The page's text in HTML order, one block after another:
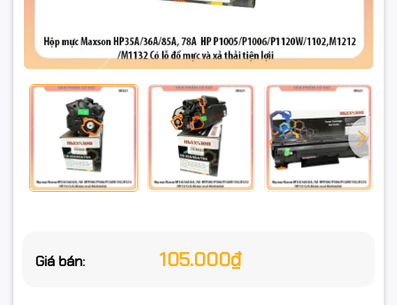
Giá bán: 105.000₫
HP LaserJet Pro M1213nf MFP
HP LaserJet Pro M1216nfh MFP
HP LaserJet Pro P1102
Canon Black and White Laser Toner Printer Cartridges
Hp LaserJet Hewlett Packard